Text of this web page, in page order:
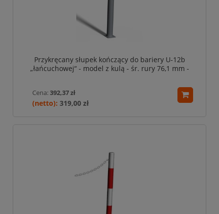
Przykręcany słupek kończący do bariery U-12b
„łańcuchowej“ - model z kulą - śr. rury 76,1 mm -
Cena:392,37 zł
319,00 zł